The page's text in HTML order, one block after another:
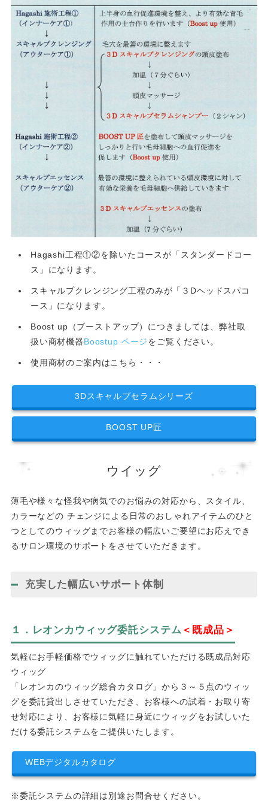
Hagashi工程①②を除いたコースが「スタンダードコー
ス」になります。
スキャルプクレンジング工程のみが「３Dヘッドスパコ
ース」になります。
Boost up（ブーストアップ）につきましては、弊社取
扱い商材機器Boostup ページをご覧ください。
使用商材のご案内はこちら・・・
3Dスキャルプセラムシリーズ
BOOST UP匠
ウイッグ
薄毛や様々な怪我や病気でのお悩みの対応から、スタイル、
カラーなどの チェンジによる日常のおしゃれアイテムのひと
つとしてのウィッグまでお客様の幅広いご要望にお応えでき
るサロン環境のサポートをさせていただきます。
充実した幅広いサポート体制
１．レオンカウィッグ委託システム ＜既成品＞
気軽にお手軽価格でウィッグに触れていただける既成品対応
ウィッグ
「レオンカのウィッグ総合カタログ」から３～５点のウィッ
グを委託貸出しさせていただき、お客様への試着・お取り寄
せ対応により、お客様に気軽に身近にウィッグをお試しいた
だける委託システムをご提供いたします。
WEBデジタルカタログ
※委託システムの詳細は別途お問合せください。